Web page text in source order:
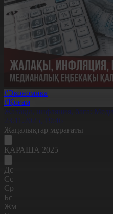
#Экономика
#Қоғам
Жалақы, инфляция, баға:
23.11.2025, 19:46
Жаңалықтар мұрағаты
ҚАРАША 2025
Дс
Сс
Ср
Бс
Жм